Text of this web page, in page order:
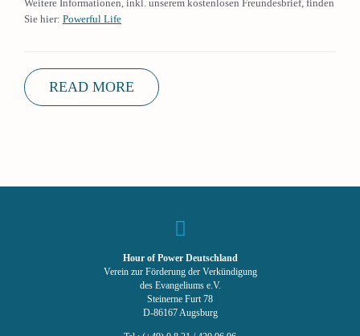
Weitere Informationen, inkl. unserem kostenlosen Freundesbrief, finden
Sie hier: Powerful Life
READ MORE
Hour of Power Deutschland
Verein zur Förderung der Verkündigung
des Evangeliums e.V.
Steinerne Furt 78
D-86167 Augsburg